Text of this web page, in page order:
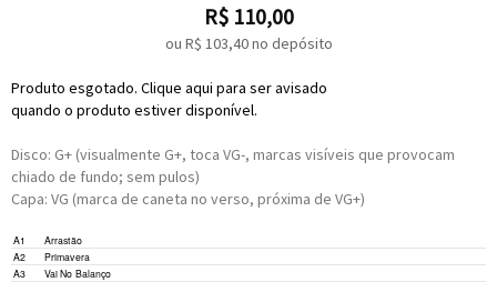
R$ 110,00
ou R$ 103,40no depósito
Produto esgotado. Clique aqui para ser avisado
quando o produto estiver disponível.
Disco: G+ (visualmente G+, toca VG-, marcas visíveis que provocam
chiado de fundo; sem pulos)
Capa: VG (marca de caneta no verso, próxima de VG+)
A1
Arrastão
A2
Primavera
A3
Vai No Balanço